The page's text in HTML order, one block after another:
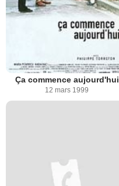
Ça commence aujourd'hui
12 mars 1999